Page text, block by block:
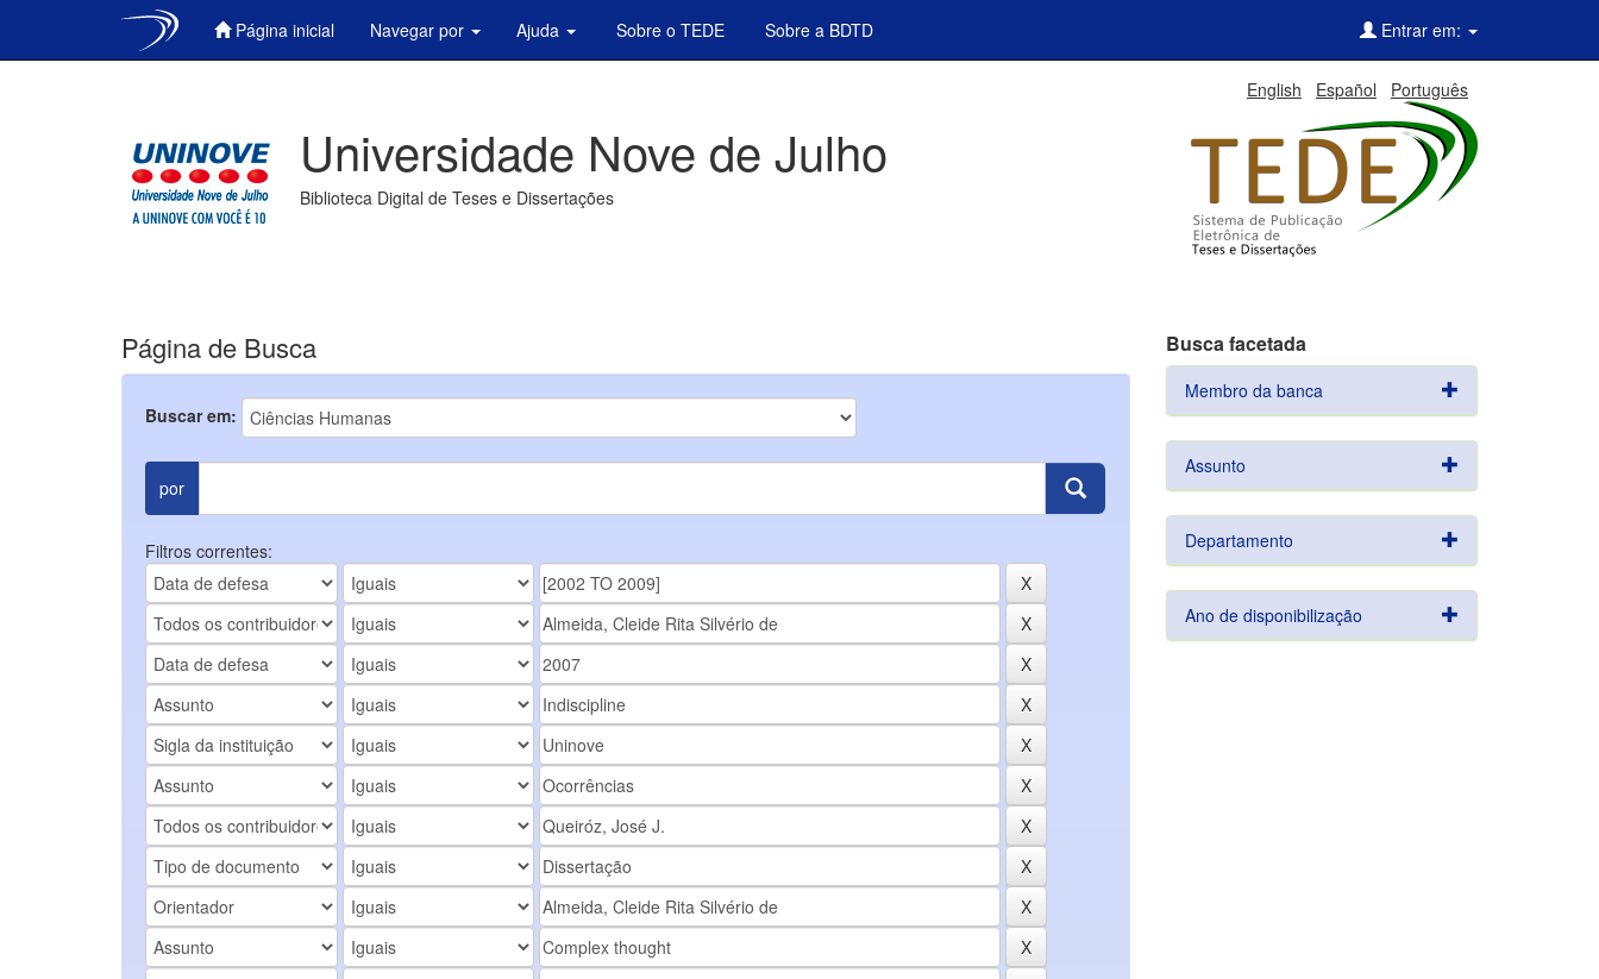
Página inicial Navegar por Ajuda Sobre o TEDE Sobre a BDTD Entrar em:
English Español Português
Universidade Nove de Julho
Biblioteca Digital de Teses e Dissertações
Página de Busca
Buscar em:
por
Filtros correntes:
Busca facetada
Membro da banca
Assunto
Departamento
Ano de disponibilização